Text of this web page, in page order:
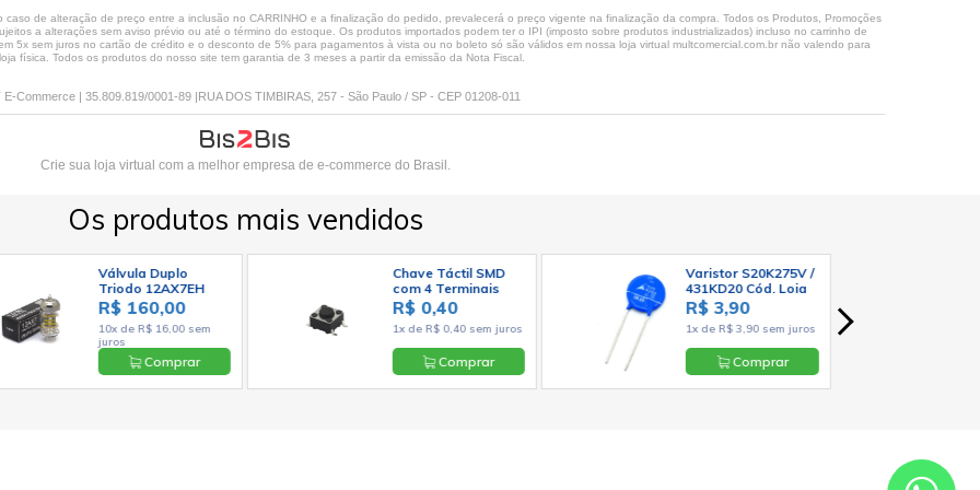
de alteração de preço entre a inclusão no CARRINHO e a finalização do pedido, prevalecerá o preço vigente na finalização da compra. Todos os Produtos, Promoções
a alterações sem aviso prévio ou até o término do estoque. Os produtos importados podem ter o IPI (imposto sobre produtos industrializados) incluso no carrinho de
5x sem juros no cartão de crédito e o desconto de 5% para pagamentos à vista ou no boleto só são válidos em nossa loja virtual multcomercial.com.br não valendo para
física. Todos os produtos do nosso site tem garantia de 3 meses a partir da emissão da Nota Fiscal.
E-Commerce | 35.809.819/0001-89 |RUA DOS TIMBIRAS, 257 - São Paulo / SP - CEP 01208-011
Crie sua loja virtual com a melhor empresa de e-commerce do Brasil.
Os produtos mais vendidos
Válvula Duplo
Triodo 12AX7EH
ECC83 7025 -
Electro-Harmonix
R$ 160,00
10x de R$ 16,00 sem
juros
Comprar
Chave Táctil SMD
com 4 Terminais
6x6x4,3mm 180º -
KFC-A06
R$ 0,40
1x de R$ 0,40 sem juros
Comprar
Varistor S20K275V /
431KD20 Cód. Loja
1371
R$ 3,90
1x de R$ 3,90 sem juros
Comprar